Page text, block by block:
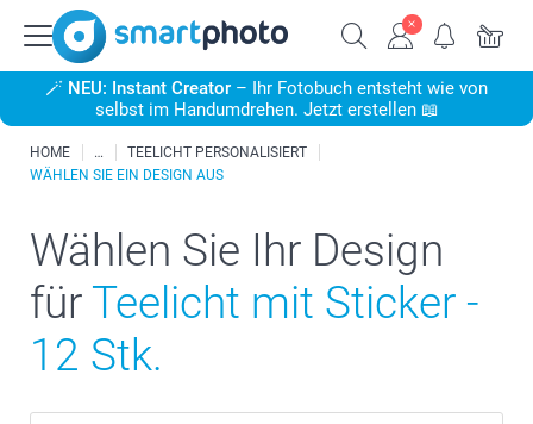
🪄 NEU: Instant Creator – Ihr Fotobuch entsteht wie von
selbst im Handumdrehen. Jetzt erstellen 📖
HOME
TEELICHT PERSONALISIERT
WÄHLEN SIE EIN DESIGN AUS
Wählen Sie Ihr Design
für Teelicht mit Sticker -
12 Stk.